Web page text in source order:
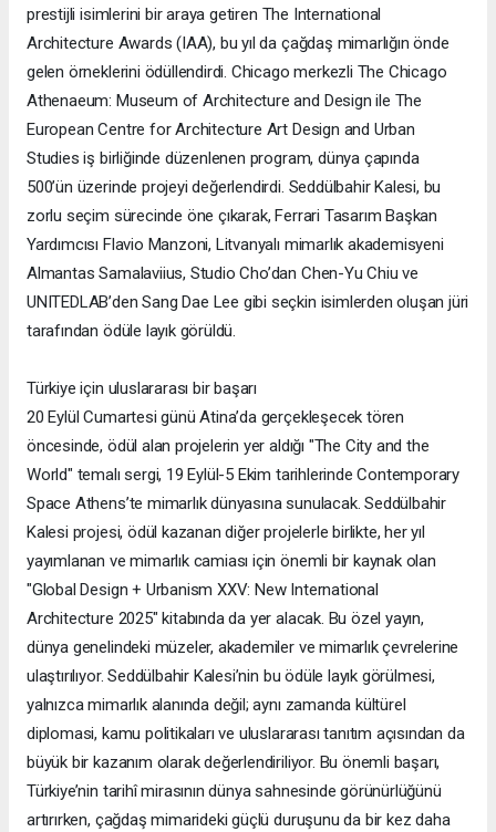
prestijli isimlerini bir araya getiren The International
Architecture Awards (IAA), bu yıl da çağdaş mimarlığın önde
gelen örneklerini ödüllendirdi. Chicago merkezli The Chicago
Athenaeum: Museum of Architecture and Design ile The
European Centre for Architecture Art Design and Urban
Studies iş birliğinde düzenlenen program, dünya çapında
500’ün üzerinde projeyi değerlendirdi. Seddülbahir Kalesi, bu
zorlu seçim sürecinde öne çıkarak, Ferrari Tasarım Başkan
Yardımcısı Flavio Manzoni, Litvanyalı mimarlık akademisyeni
Almantas Samalaviius, Studio Cho’dan Chen-Yu Chiu ve
UNITEDLAB’den Sang Dae Lee gibi seçkin isimlerden oluşan jüri
tarafından ödüle layık görüldü.
Türkiye için uluslararası bir başarı
20 Eylül Cumartesi günü Atina’da gerçekleşecek tören
öncesinde, ödül alan projelerin yer aldığı "The City and the
World" temalı sergi, 19 Eylül-5 Ekim tarihlerinde Contemporary
Space Athens’te mimarlık dünyasına sunulacak. Seddülbahir
Kalesi projesi, ödül kazanan diğer projelerle birlikte, her yıl
yayımlanan ve mimarlık camiası için önemli bir kaynak olan
"Global Design + Urbanism XXV: New International
Architecture 2025" kitabında da yer alacak. Bu özel yayın,
dünya genelindeki müzeler, akademiler ve mimarlık çevrelerine
ulaştırılıyor. Seddülbahir Kalesi’nin bu ödüle layık görülmesi,
yalnızca mimarlık alanında değil; aynı zamanda kültürel
diplomasi, kamu politikaları ve uluslararası tanıtım açısından da
büyük bir kazanım olarak değerlendiriliyor. Bu önemli başarı,
Türkiye’nin tarihî mirasının dünya sahnesinde görünürlüğünü
artırırken, çağdaş mimarideki güçlü duruşunu da bir kez daha